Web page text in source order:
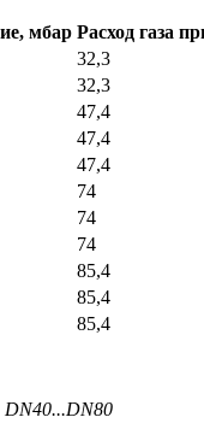
мбар Расход газа
32,3
32,3
47,4
47,4
47,4
74
74
74
85,4
85,4
85,4
DN40...DN80